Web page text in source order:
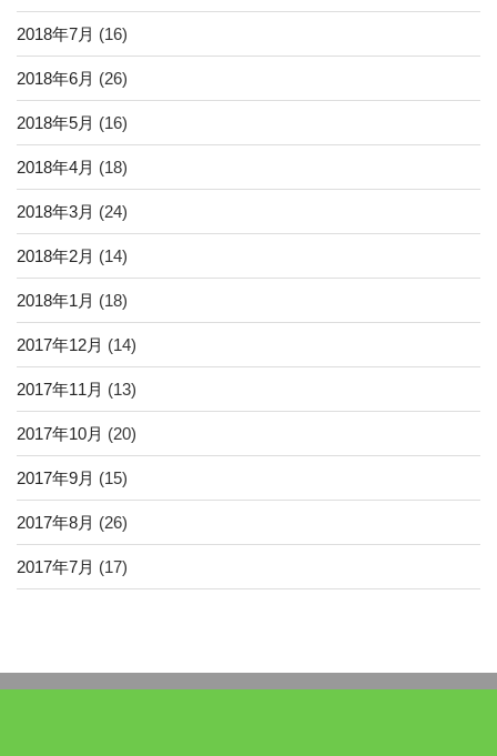
2018年7月 (16)
2018年6月 (26)
2018年5月 (16)
2018年4月 (18)
2018年3月 (24)
2018年2月 (14)
2018年1月 (18)
2017年12月 (14)
2017年11月 (13)
2017年10月 (20)
2017年9月 (15)
2017年8月 (26)
2017年7月 (17)